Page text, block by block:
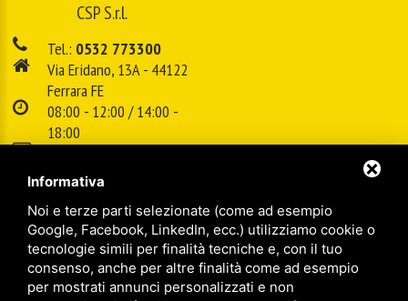
CSP S.r.l.
Tel.: 0532 773300
Via Eridano, 13A - 44122
Ferrara FE
08:00 - 12:00 / 14:00 -
18:00
info@cspsrl.biz
Sitemap / Privacy policy/Legal
Informativa
Noi e terze parti selezionate (come ad esempio
Google, Facebook, LinkedIn, ecc.) utilizziamo cookie o
tecnologie simili per finalità tecniche e, con il tuo
consenso, anche per altre finalità come ad esempio
per mostrati annunci personalizzati e non